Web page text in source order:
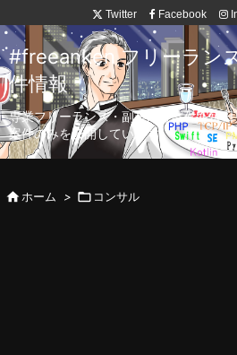
Twitter Facebook
#freeanken フリーラ
件情報
専業フリーランス・副業向け案件を毎
案件のみを公開しています。
ホーム >  コンサル